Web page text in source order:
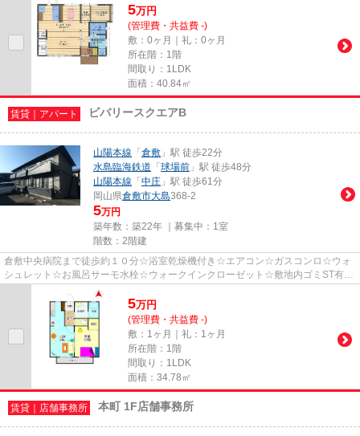
5万円
(管理費・共益費 -)
敷：0ヶ月｜礼：0ヶ月
所在階：1階
間取り：1LDK
面積：40.84㎡
賃貸｜アパート ビバリースクエアB
山陽本線 「 倉敷 」駅 徒歩22分
水島臨海鉄道 「 球場前 」駅 徒歩48分
山陽本線 「 中庄 」駅 徒歩61分
岡山県倉敷市大島368-2
5万円
築年数：築22年 ｜募集中： 1室
階数：2階建
倉敷中央病院まで徒歩約１０分☆浴室乾燥機付き☆エアコン☆ガスコンロ☆ウォ
シュレット☆お風呂サーモ水栓☆ウォークインクローゼット☆敷地内ゴミST有、
5万円
(管理費・共益費 -)
敷：1ヶ月｜礼：1ヶ月
所在階：1階
間取り：1LDK
面積：34.78㎡
賃貸｜店舗事務所 本町 1F店舗事務所